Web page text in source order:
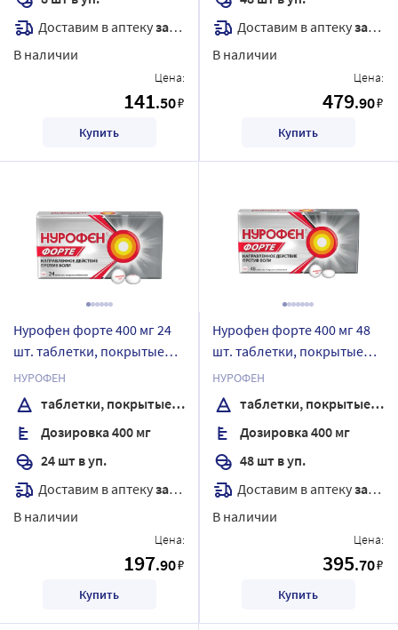
Доставим в аптекузавтра
В наличии
Цена:
141.50₽
Купить
Доставим в аптекузавтра
В наличии
Цена:
479.90₽
Купить
Нурофен форте 400 мг 24
шт. таблетки, покрытые
оболочкой
НУРОФЕН
таблетки, покрытые оболочкой
Дозировка 400 мг
24 шт в уп.
Доставим в аптекузавтра
В наличии
Цена:
197.90₽
Купить
Нурофен форте 400 мг 48
шт. таблетки, покрытые
оболочкой
НУРОФЕН
таблетки, покрытые оболочкой
Дозировка 400 мг
48 шт в уп.
Доставим в аптекузавтра
В наличии
Цена:
395.70₽
Купить